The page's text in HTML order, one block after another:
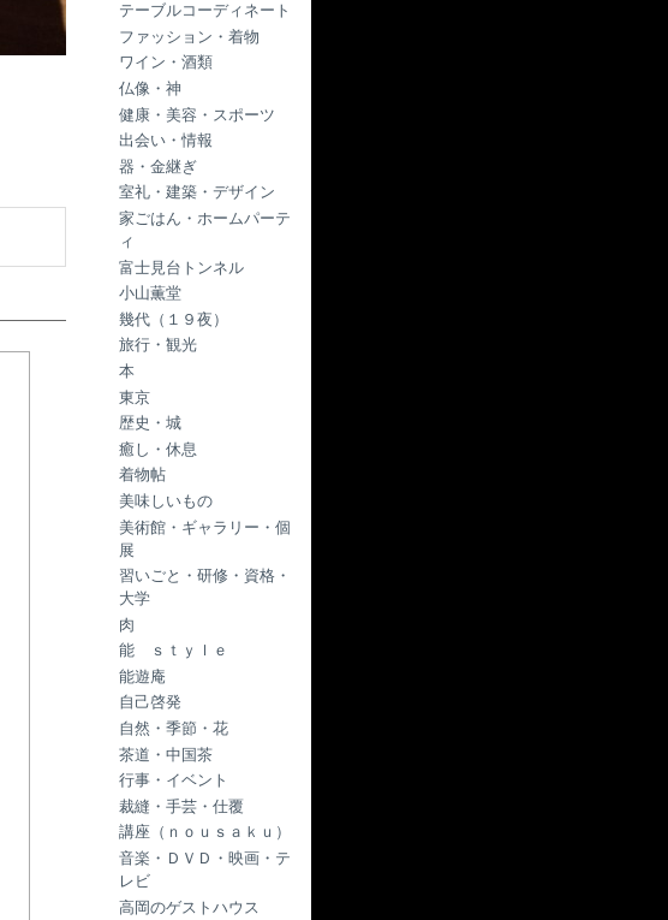
テーブルコーディネート
ファッション・着物
ワイン・酒類
仏像・神
健康・美容・スポーツ
出会い・情報
器・金継ぎ
室礼・建築・デザイン
家ごはん・ホームパーテ
ィ
富士見台トンネル
小山薫堂
幾代（１９夜）
旅行・観光
本
東京
歴史・城
癒し・休息
着物帖
美味しいもの
美術館・ギャラリー・個
展
習いごと・研修・資格・
大学
肉
能 ｓｔｙｌｅ
能遊庵
自己啓発
自然・季節・花
茶道・中国茶
行事・イベント
裁縫・手芸・仕覆
講座（ｎｏｕｓａｋｕ）
音楽・ＤＶＤ・映画・テ
レビ
高岡のゲストハウス